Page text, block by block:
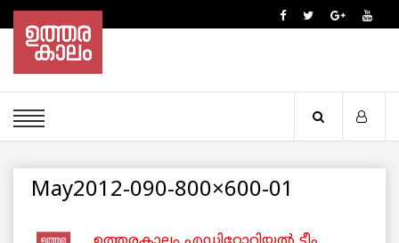
May2012-090-800×600-01